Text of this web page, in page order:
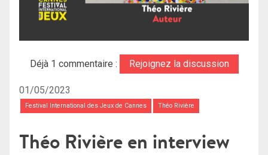
Déjà 1 commentaire : Rejoignez la discussion
01/05/2023
Festival International des Jeux de Cannes Théo Rivière
Théo Rivière en interview